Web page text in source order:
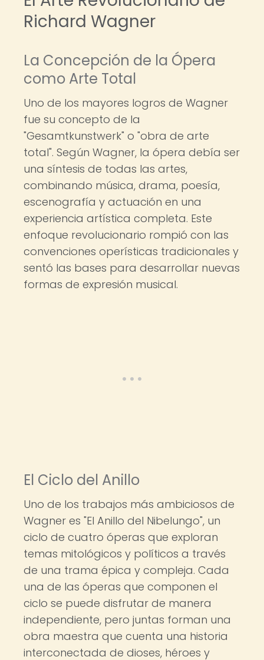
Richard Wagner
La Concepción de la Ópera
como Arte Total
Uno de los mayores logros de Wagner
fue su concepto de la
"Gesamtkunstwerk" o "obra de arte
total". Según Wagner, la ópera debía ser
una síntesis de todas las artes,
combinando música, drama, poesía,
escenografía y actuación en una
experiencia artística completa. Este
enfoque revolucionario rompió con las
convenciones operísticas tradicionales y
sentó las bases para desarrollar nuevas
formas de expresión musical.
El Ciclo del Anillo
Uno de los trabajos más ambiciosos de
Wagner es "El Anillo del Nibelungo", un
ciclo de cuatro óperas que exploran
temas mitológicos y políticos a través
de una trama épica y compleja. Cada
una de las óperas que componen el
ciclo se puede disfrutar de manera
independiente, pero juntas forman una
obra maestra que cuenta una historia
interconectada de dioses, héroes y